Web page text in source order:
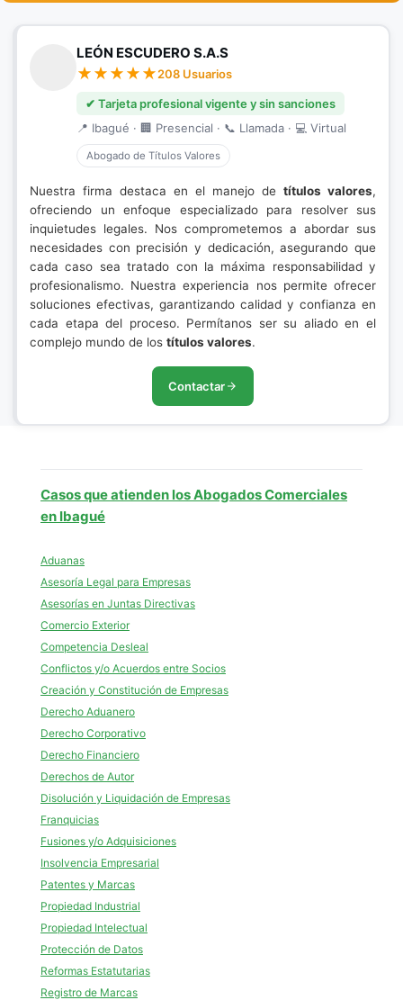
LEÓN ESCUDERO S.A.S
208 Usuarios
✔ Tarjeta profesional vigente y sin sanciones
📍 Ibagué · 🏢 Presencial · 📞 Llamada · 💻 Virtual
Abogado de Títulos Valores
Nuestra firma destaca en el manejo de títulos valores,
ofreciendo un enfoque especializado para resolver sus
inquietudes legales. Nos comprometemos a abordar sus
necesidades con precisión y dedicación, asegurando que
cada caso sea tratado con la máxima responsabilidad y
profesionalismo. Nuestra experiencia nos permite ofrecer
soluciones efectivas, garantizando calidad y confianza en
cada etapa del proceso. Permítanos ser su aliado en el
complejo mundo de los títulos valores.
Contactar
Casos que atienden los Abogados Comerciales
en Ibagué
Aduanas
Asesoría Legal para Empresas
Asesorías en Juntas Directivas
Comercio Exterior
Competencia Desleal
Conflictos y/o Acuerdos entre Socios
Creación y Constitución de Empresas
Derecho Aduanero
Derecho Corporativo
Derecho Financiero
Derechos de Autor
Disolución y Liquidación de Empresas
Franquicias
Fusiones y/o Adquisiciones
Insolvencia Empresarial
Patentes y Marcas
Propiedad Industrial
Propiedad Intelectual
Protección de Datos
Reformas Estatutarias
Registro de Marcas